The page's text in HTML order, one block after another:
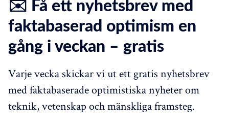
✉️ Få ett nyhetsbrev med
faktabaserad optimism en
gång i veckan – gratis
Varje vecka skickar vi ut ett gratis nyhetsbrev
med faktabaserade optimistiska nyheter om
teknik, vetenskap och mänskliga framsteg.